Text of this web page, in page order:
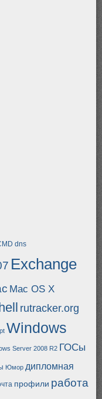
dns
Exchange
Mac OS X
rutracker.org
Windows
Server 2008 R2 ГОСы
Юмор дипломная
профили работа